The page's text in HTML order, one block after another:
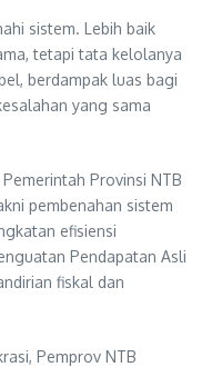
sistem. Lebih baik
tetapi tata kelolanya
berdampak luas bagi
yang sama
Provinsi NTB
pembenahan sistem
efisiensi
Pendapatan Asli
fiskal dan
Pemprov NTB